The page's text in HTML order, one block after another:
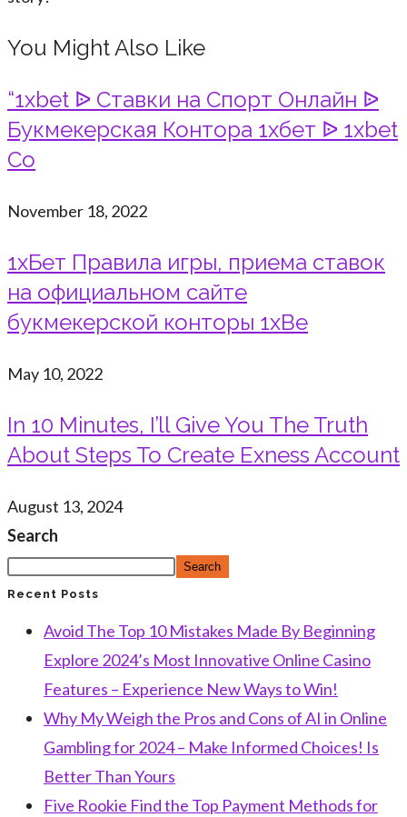
You Might Also Like
“1xbet ᐉ Ставки на Спорт Онлайн ᐉ
Букмекерская Контора 1хбет ᐉ 1xbet
Co
November 18, 2022
1хБет Правила игры, приема ставок
на официальном сайте
букмекерской конторы 1xBe
May 10, 2022
In 10 Minutes, I’ll Give You The Truth
About Steps To Create Exness Account
August 13, 2024
Search
Search
Recent Posts
Avoid The Top 10 Mistakes Made By Beginning
Explore 2024’s Most Innovative Online Casino
Features – Experience New Ways to Win!
Why My Weigh the Pros and Cons of AI in Online
Gambling for 2024 – Make Informed Choices! Is
Better Than Yours
Five Rookie Find the Top Payment Methods for